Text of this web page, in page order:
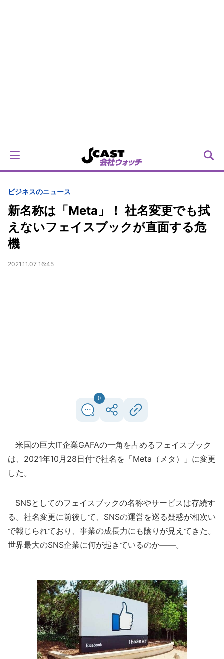
ビジネスのニュース
新名称は「Meta」！ 社名変更でも拭
えないフェイスブックが直面する危
機
2021.11.07 16:45
0
米国の巨大IT企業GAFAの一角を占めるフェイスブック
は、2021年10月28日付で社名を「Meta（メタ）」に変更
した。
SNSとしてのフェイスブックの名称やサービスは存続す
る。社名変更に前後して、SNSの運営を巡る疑惑が相次い
で報じられており、事業の成長力にも陰りが見えてきた。
世界最大のSNS企業に何が起きているのか――。